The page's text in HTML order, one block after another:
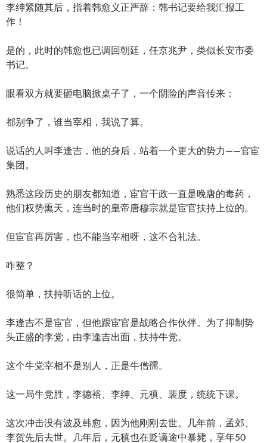
李绅紧随其后，指着韩愈义正严辞：韩书记要给我汇报工
作！
是的，此时的韩愈也已调回朝廷，任京兆尹，类似长安市委
书记。
眼看双方就要砸电脑掀桌子了，一个阴险的声音传来：
都别争了，谁当宰相，我说了算。
说话的人叫李逢吉，他的身后，站着一个更大的势力——官宦
集团。
熟悉这段历史的朋友都知道，宦官干政一直是晚唐的毒药，
他们权势熏天，连当时的皇帝唐穆宗就是宦官扶持上位的。
但宦官再厉害，也不能当宰相呀，这不合礼法。
咋整？
很简单，扶持听话的上位。
李逢吉不是宦官，但他跟宦官是战略合作伙伴。为了抑制势
头正盛的李党，由李逢吉出面，扶持牛党。
这个牛党宰相不是别人，正是牛僧孺。
这一局牛党胜，李德裕、李绅、元稹、裴度，统统下课。
这次冲击没有波及韩愈，因为他刚刚去世。几年前，孟郊、
李贺先后去世。几年后，元稹也在贬谪途中暴毙，享年50